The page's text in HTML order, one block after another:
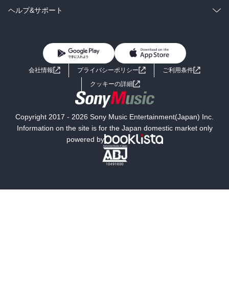
BL・TL
雑誌・グラビア
ラノベ
コミック
ライトノベル 男子向けラノベ
小説
海外小説
ミステリー SF
文学
ヘルプ&サポート
よくあるご質問 お問い合わせ
会社情報 プライバシーポリシー
ご利用条件
クッキーの詳細
Copyright 2017 - 2026 Sony Music Entertainment(Japan) Inc.
Information on the site is for the Japan domestic market only
powered by